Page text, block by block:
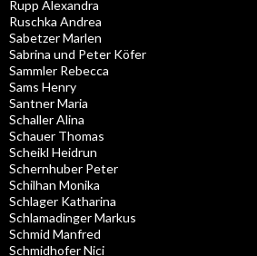
Rupp Alexandra
Ruschka Andrea
Sabetzer Marlen
Sabrina und Peter Köfer
Sammler Rebecca
Sams Henry
Santner Maria
Schaller Alina
Schauer Thomas
Scheikl Heidrun
Schernhuber Peter
Schilhan Monika
Schlager Katharina
Schlamadinger Markus
Schmid Manfred
Schmidhofer Nici